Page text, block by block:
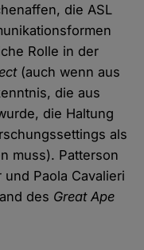
die ASL
Rolle in der
(auch wenn aus
die aus
die Haltung
als
muss). Patterson
Paola Cavalieri
des Great Ape